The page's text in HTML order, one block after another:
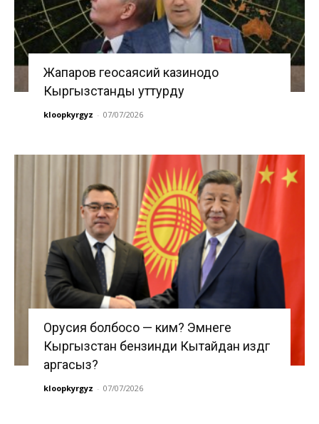
Жапаров геосаясий казинодо
Кыргызстанды уттурду
kloopkyrgyz - 07/07/2026
Орусия болбосо — ким? Эмнеге
Кыргызстан бензинди Кытайдан издөөгө
аргасыз?
kloopkyrgyz - 07/07/2026